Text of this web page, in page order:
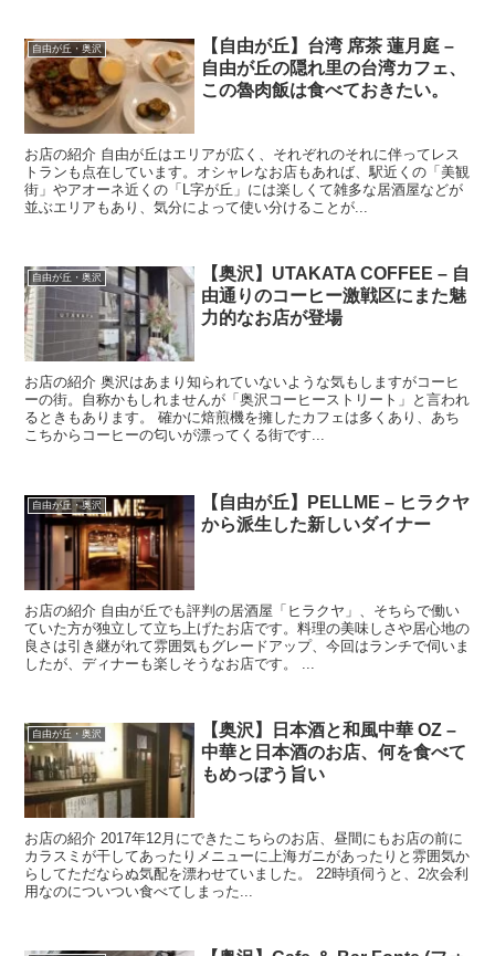
自由が丘・奥沢
【自由が丘】台湾 席茶 蓮月庭 –
自由が丘の隠れ里の台湾カフェ、
この魯肉飯は食べておきたい。
お店の紹介 自由が丘はエリアが広く、それぞれのそれに伴ってレス
トランも点在しています。オシャレなお店もあれば、駅近くの「美観
街」やアオーネ近くの「L字が丘」には楽しくて雑多な居酒屋などが
並ぶエリアもあり、気分によって使い分けることが...
自由が丘・奥沢
【奥沢】UTAKATA COFFEE – 自
由通りのコーヒー激戦区にまた魅
力的なお店が登場
お店の紹介 奥沢はあまり知られていないような気もしますがコーヒ
ーの街。自称かもしれませんが「奥沢コーヒーストリート」と言われ
るときもあります。 確かに焙煎機を擁したカフェは多くあり、あち
こちからコーヒーの匂いが漂ってくる街です...
自由が丘・奥沢
【自由が丘】PELLME – ヒラクヤ
から派生した新しいダイナー
お店の紹介 自由が丘でも評判の居酒屋「ヒラクヤ」、そちらで働い
ていた方が独立して立ち上げたお店です。料理の美味しさや居心地の
良さは引き継がれて雰囲気もグレードアップ、今回はランチで伺いま
したが、ディナーも楽しそうなお店です。 ...
自由が丘・奥沢
【奥沢】日本酒と和風中華 OZ –
中華と日本酒のお店、何を食べて
もめっぽう旨い
お店の紹介 2017年12月にできたこちらのお店、昼間にもお店の前に
カラスミが干してあったりメニューに上海ガニがあったりと雰囲気か
らしてただならぬ気配を漂わせていました。 22時頃伺うと、2次会利
用なのについつい食べてしまった...